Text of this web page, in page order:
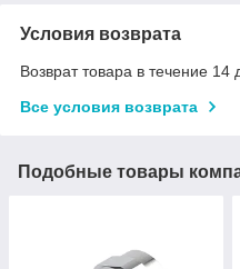
Условия возврата
Возврат товара в течение 14
Все условия возврата
Подобные товары